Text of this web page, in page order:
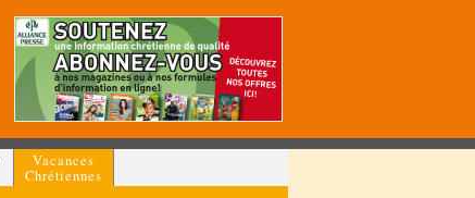
Vacances
Chrétiennes